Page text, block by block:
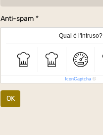
Anti-spam
Qual è l'intruso?
IconCaptcha ©
OK